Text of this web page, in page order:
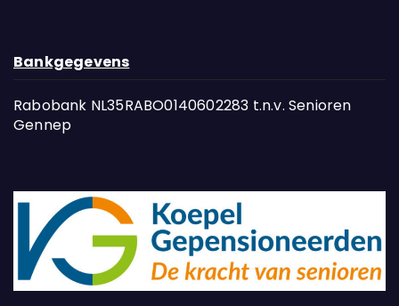
Bankgegevens
Rabobank NL35RABO0140602283 t.n.v. Senioren
Gennep